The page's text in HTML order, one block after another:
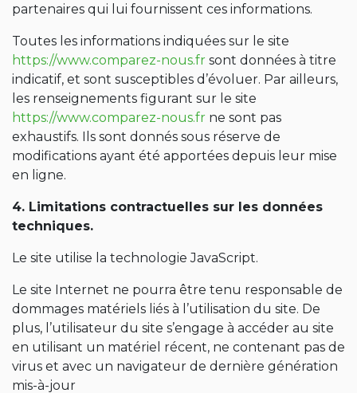
partenaires qui lui fournissent ces informations.
Toutes les informations indiquées sur le site
https://www.comparez-nous.fr sont données à titre
indicatif, et sont susceptibles d’évoluer. Par ailleurs,
les renseignements figurant sur le site
https://www.comparez-nous.fr ne sont pas
exhaustifs. Ils sont donnés sous réserve de
modifications ayant été apportées depuis leur mise
en ligne.
4. Limitations contractuelles sur les données
techniques.
Le site utilise la technologie JavaScript.
Le site Internet ne pourra être tenu responsable de
dommages matériels liés à l’utilisation du site. De
plus, l’utilisateur du site s’engage à accéder au site
en utilisant un matériel récent, ne contenant pas de
virus et avec un navigateur de dernière génération
mis-à-jour